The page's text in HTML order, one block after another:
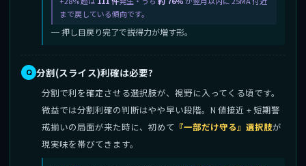
まで戻している傾向です。
─ 押し目戻り完了で説得力が増す形。
分割(スライス)利確は必要?
分割で利を確定させる選択肢が、視野に入ってくる頃です。
微益では分割利確の判断はやや早い段階。N 値接近 + 短期警
戒揃いの局面が来た時に、初めて 『一部だけ守る』選択肢が
現実味を帯びてきます。